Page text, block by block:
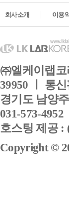
회사소개 이용
㈜엘케이랩
39950 ㅣ 통
경기도 남양
031-573-
호스팅 제공 :
Copyright ©